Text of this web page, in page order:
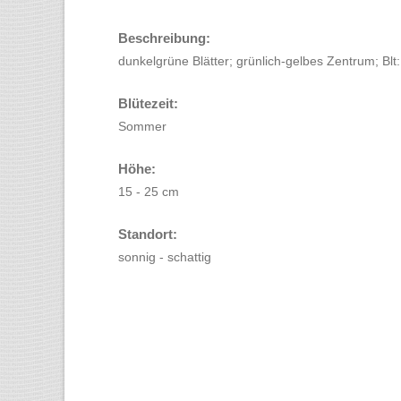
Beschreibung:
dunkelgrüne Blätter; grünlich-gelbes Zentrum;
Blütezeit:
Sommer
Höhe:
15 - 25 cm
Standort:
sonnig - schattig